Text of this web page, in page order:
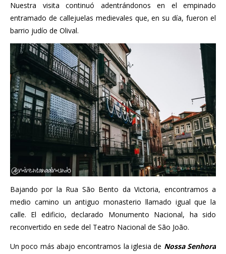
Nuestra visita continuó adentrándonos en el empinado
entramado de callejuelas medievales que, en su día, fueron el
barrio judío de Olival.
Bajando por la Rua São Bento da Victoria, encontramos a
medio camino un antiguo monasterio llamado igual que la
calle. El edificio, declarado Monumento Nacional, ha sido
reconvertido en sede del Teatro Nacional de São João.
Un poco más abajo encontramos la iglesia de Nossa Senhora